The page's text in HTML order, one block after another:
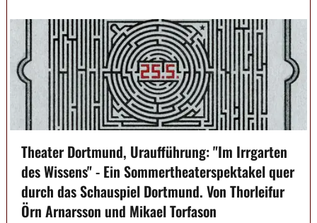
Theater Dortmund, Uraufführung: "Im Irrgarten
des Wissens" - Ein Sommertheaterspektakel quer
durch das Schauspiel Dortmund. Von Thorleifur
Örn Arnarsson und Mikael Torfason